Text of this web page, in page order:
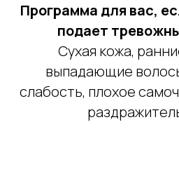
Программа для вас,
подает
Сухая кожа,
выпадающие
слабость, плохое